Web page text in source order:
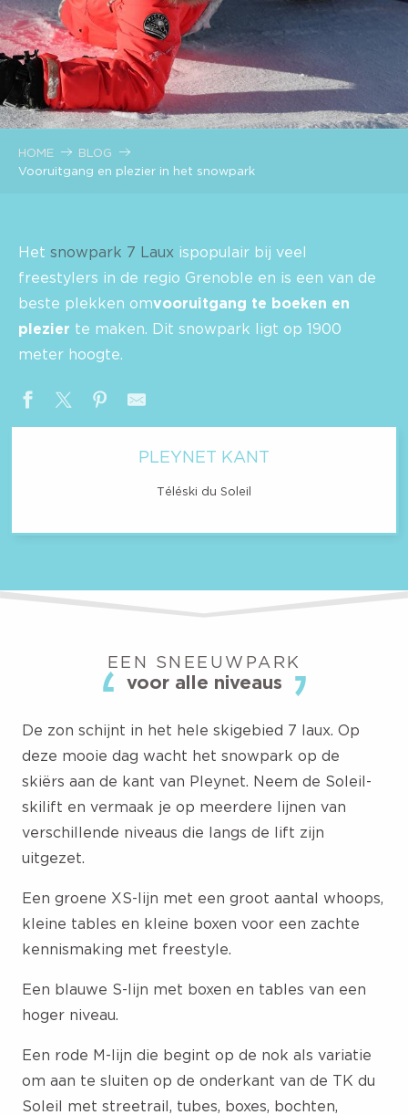
HOME
BLOG
Vooruitgang en plezier in het snowpark
Het snowpark 7 Laux ispopulair bij veel
freestylers in de regio Grenoble en is een van de
beste plekken omvooruitgang te boeken en
plezier te maken . Dit snowpark ligt op 1900
meter hoogte.
PLEYNET KANT
Téléski du Soleil
EEN SNEEUWPARK
voor alle niveaus
De zon schijnt in het hele skigebied 7 laux. Op
deze mooie dag wacht het snowpark op de
skiërs aan de kant van Pleynet. Neem de Soleil-
skilift en vermaak je op meerdere lijnen van
verschillende niveaus die langs de lift zijn
uitgezet.
Een groene XS-lijn met een groot aantal whoops,
kleine tables en kleine boxen voor een zachte
kennismaking met freestyle.
Een blauwe S-lijn met boxen en tables van een
hoger niveau.
Een rode M-lijn die begint op de nok als variatie
om aan te sluiten op de onderkant van de TK du
Soleil met streetrail, tubes, boxes, bochten,